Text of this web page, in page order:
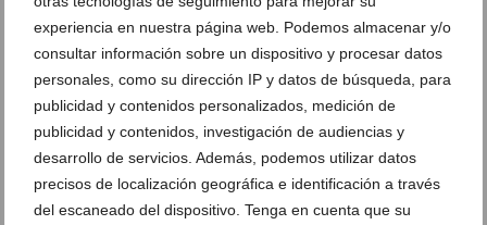
experiencia en nuestra página web. Podemos almacenar y/o
consultar información sobre un dispositivo y procesar datos
personales, como su dirección IP y datos de búsqueda, para
publicidad y contenidos personalizados, medición de
publicidad y contenidos, investigación de audiencias y
desarrollo de servicios. Además, podemos utilizar datos
precisos de localización geográfica e identificación a través
del escaneado del dispositivo. Tenga en cuenta que su
Aulas en la calle. Escenifican un aula en
el Paseo del Arenal de Xàbia como
protesta (13)
Aulas en la calle. Escenifican un aula en
el Paseo del Arenal de Xàbia como
el Paseo del Arenal de Xàbia como